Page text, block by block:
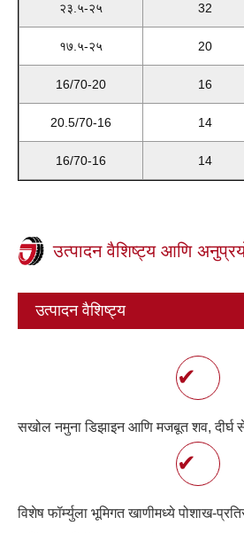
२३.५-२५ 32
१७.५-२५ 20
16/70-20 16
20.5/70-16 14
16/70-16 14
उत्पादन वैशिष्ट्य आणि
उत्पादन वैशिष्ट्य
✔
सखोल नमुना डिझाइन आणि मजबूत शव, दीर्घ
✔
विशेष फॉर्म्युला भूमिगत खाणीमध्ये पोशाख-